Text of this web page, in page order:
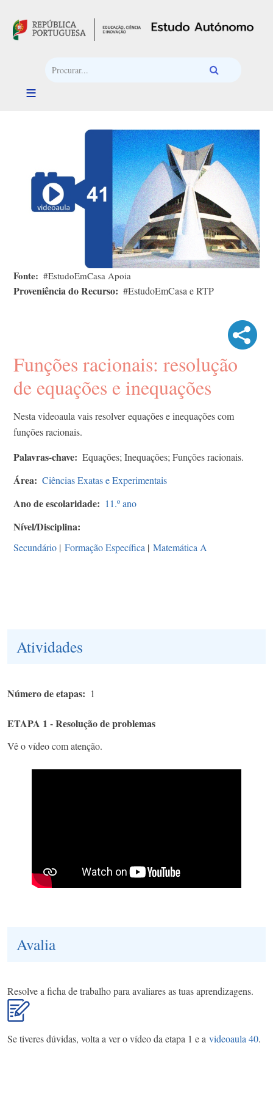
Fonte #EstudoEmCasa Apoia
Proveniência do Recurso #EstudoEmCasa e RTP
Funções racionais: resolução
de equações e inequações
Nesta videoaula vais resolver equações e inequações com
funções racionais.
Palavras-chave Equações; Inequações; Funções racionais.
Área Ciências Exatas e Experimentais
Ano de escolaridade 11.º ano
Nível/Disciplina
Secundário | Formação Específica | Matemática A
Atividades
Número de etapas 1
ETAPA 1 - Resolução de problemas
Vê o vídeo com atenção.
Avalia
Resolve a ficha de trabalho para avaliares as tuas aprendizagens.
Se tiveres dúvidas, volta a ver o vídeo da etapa 1 e a videoaula 40.